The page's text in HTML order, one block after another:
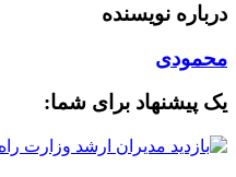
درباره نویسنده
محمودی
یک پیشنهاد برای شما: